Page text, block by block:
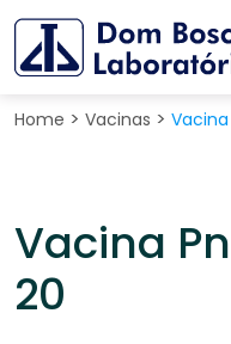
Home > Vacinas >
Vacina
20